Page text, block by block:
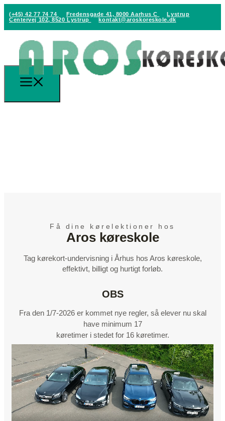
(+45) 42 77 74 74 Fredensgade 41, 8000 Aarhus C
Lystrup
Centervej 102, 8520 Lystrup
kontakt@aroskoreskole.dk
Få dine kørelektioner hos
Aros køreskole
Tag kørekort-undervisning i Århus hos Aros køreskole,
effektivt, billigt og hurtigt forløb.
OBS
Fra den 1/7-2026 er kommet nye regler, så elever nu skal
have minimum 17
køretimer i stedet for 16 køretimer.